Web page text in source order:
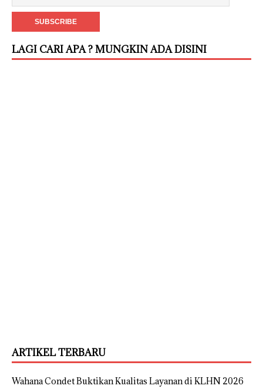
LAGI CARI APA ? MUNGKIN ADA DISINI
ARTIKEL TERBARU
Wahana Condet Buktikan Kualitas Layanan di KLHN 2026